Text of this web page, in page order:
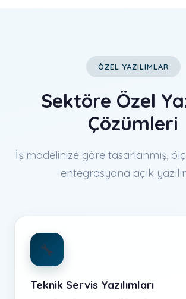
ÖZEL YAZILIMLAR
Sektöre Özel
Çözümleri
İş modelinize göre tasarlanmış,
entegrasyona açık
🔧
Teknik Servis Yazılımları